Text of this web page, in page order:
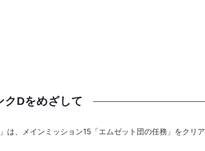
クDをめざして
は、メインミッション15「エムゼット団の任務」をクリア